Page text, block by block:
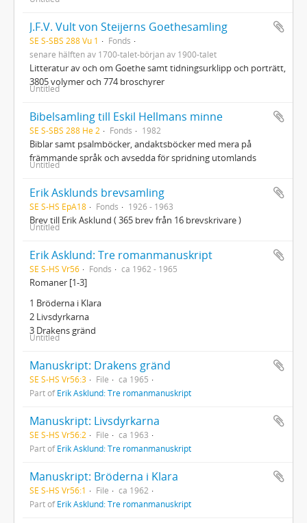
J.F.V. Vult von Steijerns Goethesamling
SE S-SBS 288 Vu 1
Fonds
senare hälften av 1700-talet-början av 1900-talet
Litteratur av och om Goethe samt tidningsurklipp och porträtt,
3805 volymer och 774 broschyrer
Untitled
Bibelsamling till Eskil Hellmans minne
SE S-SBS 288 He 2 Fonds 1982
Biblar samt psalmböcker, andaktsböcker med mera på
främmande språk och avsedda för spridning utomlands
Untitled
Erik Asklunds brevsamling
SE S-HS EpA18 Fonds 1926 - 1963
Brev till Erik Asklund ( 365 brev från 16 brevskrivare )
Untitled
Erik Asklund: Tre romanmanuskript
SE S-HS Vr56 Fonds ca 1962 - 1965
Romaner [1-3]
1 Bröderna i Klara
2 Livsdyrkarna
3 Drakens gränd
Untitled
Manuskript: Drakens gränd
SE S-HS Vr56:3 File
ca 1965
Part ofErik Asklund: Tre romanmanuskript
Manuskript: Livsdyrkarna
SE S-HS Vr56:2 File
ca 1963
Part ofErik Asklund: Tre romanmanuskript
Manuskript: Bröderna i Klara
SE S-HS Vr56:1 File
ca 1962
Part ofErik Asklund: Tre romanmanuskript